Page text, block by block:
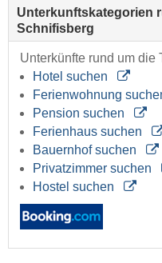
Unterkunftskategorien
Schnifisberg
Unterkünfte rund um die
Hotel suchen
Ferienwohnung
Pension suchen
Ferienhaus suchen
Bauernhof suchen
Privatzimmer suchen
Hostel suchen